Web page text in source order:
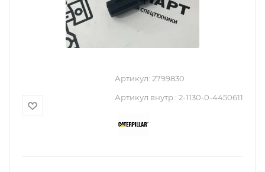
Артикул: 2799830
Артикул внутр.: 2-1130-0-4450611